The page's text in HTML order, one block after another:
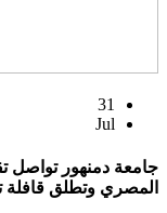
31
Jul
جامعة دمنهور تواصل
المصري وتطلق قافلة